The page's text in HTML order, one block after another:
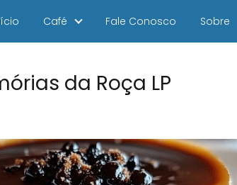
Café Fale Conosco Sobre
da Roça LP